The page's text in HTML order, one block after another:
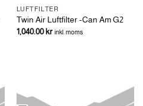
LUFTFILTER
Twin Air Luftfilter -Can Am G2
1,040.00kr inkl. moms